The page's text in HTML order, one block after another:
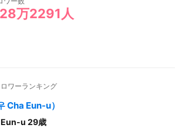
万2291人
ワーランキング
Cha Eun-u）
u 29歳